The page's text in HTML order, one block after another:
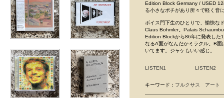
Edition Block Germany / USED
る小さなポチがあり所々で軽く音
ボイス門下生のひとりで、愉快な
Claus Bohmler。Palais
Edition Blockから86年に発表した
なるA面がなんだかミラクル。B
いてます。ジャケもいい感じ。
LISTEN1 LISTEN2
キーワード： フルクサス アート